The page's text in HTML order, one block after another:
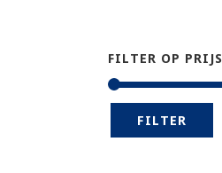
FILTER OP PRIJS
FILTER